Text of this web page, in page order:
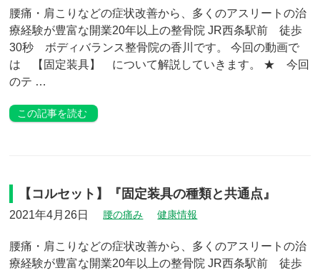
腰痛・肩こりなどの症状改善から、多くのアスリートの治
療経験が豊富な開業20年以上の整骨院 JR西条駅前 徒歩
30秒 ボディバランス整骨院の香川です。 今回の動画で
は 【固定装具】 について解説していきます。 ★ 今回
のテ …
この記事を読む
【コルセット】『固定装具の種類と共通点』
2021年4月26日 腰の痛み 健康情報
腰痛・肩こりなどの症状改善から、多くのアスリートの治
療経験が豊富な開業20年以上の整骨院 JR西条駅前 徒歩